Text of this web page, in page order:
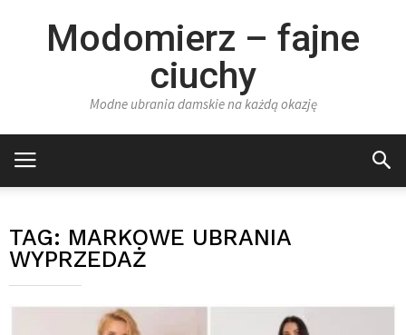
Modomierz – fajne
ciuchy
Modne ubrania damskie na każdą okazję
TAG: MARKOWE UBRANIA
WYPRZEDAŻ